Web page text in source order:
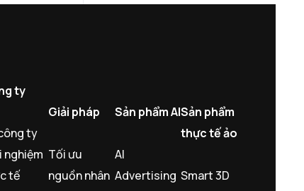
ty
ty
nghiệm
tế
Giải pháp
Tối ưu
nguồn nhân
Sản phẩm AI
AI
Advertising
Sản phẩm
thực tế ảo
Smart 3D